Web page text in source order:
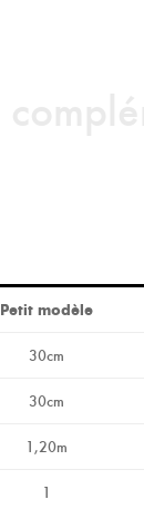
Petit modèle
30cm
30cm
1,20m
1